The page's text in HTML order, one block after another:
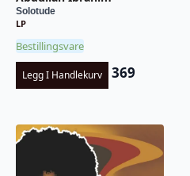
Solotude
LP
Bestillingsvare
Legg I Handlekurv 369